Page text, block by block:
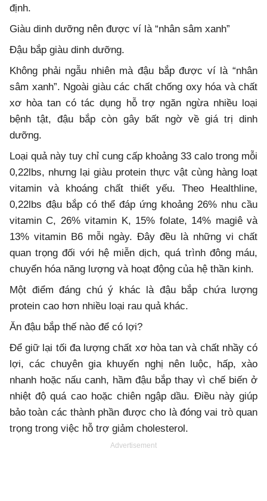
định.
Giàu dinh dưỡng nên được ví là “nhân sâm xanh”
Đậu bắp giàu dinh dưỡng.
Không phải ngẫu nhiên mà đậu bắp được ví là “nhân
sâm xanh”. Ngoài giàu các chất chống oxy hóa và chất
xơ hòa tan có tác dụng hỗ trợ ngăn ngừa nhiều loại
bệnh tật, đậu bắp còn gây bất ngờ về giá trị dinh
dưỡng.
Loại quả này tuy chỉ cung cấp khoảng 33 calo trong mỗi
0,22lbs, nhưng lại giàu protein thực vật cùng hàng loạt
vitamin và khoáng chất thiết yếu. Theo Healthline,
0,22lbs đậu bắp có thể đáp ứng khoảng 26% nhu cầu
vitamin C, 26% vitamin K, 15% folate, 14% magiê và
13% vitamin B6 mỗi ngày. Đây đều là những vi chất
quan trọng đối với hệ miễn dịch, quá trình đông máu,
chuyển hóa năng lượng và hoạt động của hệ thần kinh.
Một điểm đáng chú ý khác là đậu bắp chứa lượng
protein cao hơn nhiều loại rau quả khác.
Ăn đậu bắp thế nào để có lợi?
Để giữ lại tối đa lượng chất xơ hòa tan và chất nhầy có
lợi, các chuyên gia khuyến nghị nên luộc, hấp, xào
nhanh hoặc nấu canh, hầm đậu bắp thay vì chế biến ở
nhiệt độ quá cao hoặc chiên ngập dầu. Điều này giúp
bảo toàn các thành phần được cho là đóng vai trò quan
trọng trong việc hỗ trợ giảm cholesterol.
Advertisement